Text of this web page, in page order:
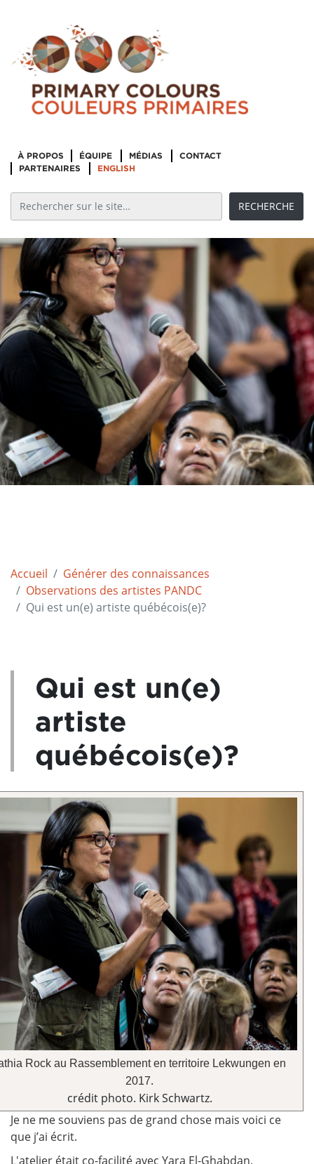
À PROPOS ÉQUIPE MÉDIAS
CONTACT
PARTENAIRES
ENGLISH
Accueil
Générer des connaissances
Observations des artistes PANDC
Qui est un(e) artiste québécois(e)?
Qui est un(e)
artiste
québécois(e)?
Rock au Rassemblement en territoire Lekwungen en
2017.
crédit photo. Kirk Schwartz.
Je ne me souviens pas de grand chose mais voici ce
que j’ai écrit.
L'atelier était co-facilité avec Yara El-Ghabdan.